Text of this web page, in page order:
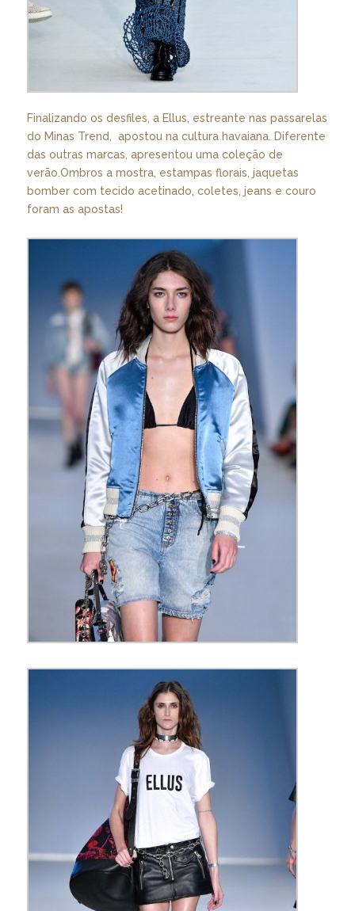
Finalizando os desfiles, a Ellus, estreante nas passarelas
do Minas Trend, apostou na cultura havaiana. Diferente
das outras marcas, apresentou uma coleção de
verão.Ombros a mostra, estampas florais, jaquetas
bomber com tecido acetinado, coletes, jeans e couro
foram as apostas!